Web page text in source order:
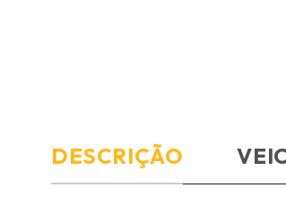
DESCRIÇÃO